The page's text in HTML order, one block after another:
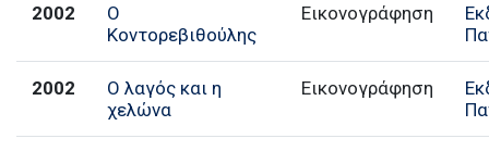
2002
Ο
Κοντορεβιθούλης
Εικονογράφηση
2002
Ο λαγός και η
χελώνα
Εικονογράφηση